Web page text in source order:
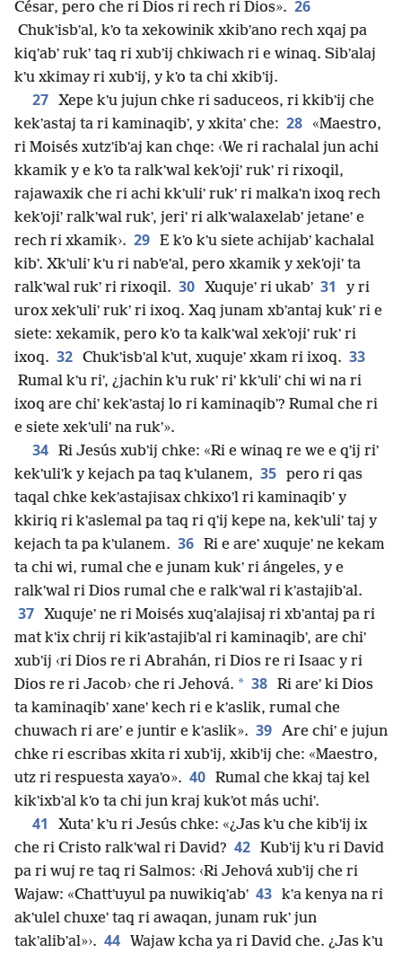
César, pero che ri Dios ri rech ri Dios». 26
Chukʼisbʼal, kʼo ta xekowinik xkibʼano rech xqaj pa
kiqʼabʼ rukʼ taq ri xubʼij chkiwach ri e winaq. Sibʼalaj
kʼu xkimay ri xubʼij, y kʼo ta chi xkibʼij.
27 Xepe kʼu jujun chke ri saduceos, ri kkibʼij che
kekʼastaj ta ri kaminaqibʼ, y xkitaʼ che: 28
«Maestro,
ri Moisés xutzʼibʼaj kan chqe: ‹We ri rachalal jun achi
kkamik y e kʼo ta ralkʼwal kekʼojiʼ rukʼ ri rixoqil,
rajawaxik che ri achi kkʼuliʼ rukʼ ri malkaʼn ixoq rech
kekʼojiʼ ralkʼwal rukʼ, jeriʼ ri alkʼwalaxelabʼ jetaneʼ e
rech ri xkamik›. 29 E kʼo kʼu siete achijabʼ kachalal
kibʼ. Xkʼuliʼ kʼu ri nabʼeʼal, pero xkamik y xekʼojiʼ ta
ralkʼwal rukʼ ri rixoqil. 30 Xuqujeʼ ri ukabʼ 31
y ri
urox xekʼuliʼ rukʼ ri ixoq. Xaq junam xbʼantaj kukʼ ri e
siete: xekamik, pero kʼo ta kalkʼwal xekʼojiʼ rukʼ ri
ixoq. 32 Chukʼisbʼal kʼut, xuqujeʼ xkam ri ixoq. 33
Rumal kʼu riʼ, ¿jachin kʼu rukʼ riʼ kkʼuliʼ chi wi na ri
ixoq are chiʼ kekʼastaj lo ri kaminaqibʼ? Rumal che ri
e siete xekʼuliʼ na rukʼ».
34 Ri Jesús xubʼij chke: «Ri e winaq re we e qʼij riʼ
kekʼuliʼk y kejach pa taq kʼulanem, 35 pero ri qas
taqal chke kekʼastajisax chkixoʼl ri kaminaqibʼ y
kkiriq ri kʼaslemal pa taq ri qʼij kepe na, kekʼuliʼ taj y
kejach ta pa kʼulanem. 36 Ri e areʼ xuqujeʼ ne kekam
ta chi wi, rumal che e junam kukʼ ri ángeles, y e
ralkʼwal ri Dios rumal che e ralkʼwal ri kʼastajibʼal.
37 Xuqujeʼ ne ri Moisés xuqʼalajisaj ri xbʼantaj pa ri
mat kʼix chrij ri kikʼastajibʼal ri kaminaqibʼ, are chiʼ
xubʼij ‹ri Dios re ri Abrahán, ri Dios re ri Isaac y ri
Dios re ri Jacob› che ri Jehová. * 38 Ri areʼ ki Dios
ta kaminaqibʼ xaneʼ kech ri e kʼaslik, rumal che
chuwach ri areʼ e juntir e kʼaslik». 39 Are chiʼ e jujun
chke ri escribas xkita ri xubʼij, xkibʼij che: «Maestro,
utz ri respuesta xayaʼo». 40 Rumal che kkaj taj kel
kikʼixbʼal kʼo ta chi jun kraj kukʼot más uchiʼ.
41
Xutaʼ kʼu ri Jesús chke: «¿Jas kʼu che kibʼij ix
che ri Cristo ralkʼwal ri David? 42 Kubʼij kʼu ri David
pa ri wuj re taq ri Salmos: ‹Ri Jehová xubʼij che ri
Wajaw: «Chattʼuyul pa nuwikiqʼabʼ 43 kʼa kenya na ri
akʼulel chuxeʼ taq ri awaqan, junam rukʼ jun
takʼalibʼal»›. 44 Wajaw kcha ya ri David che. ¿Jas kʼu